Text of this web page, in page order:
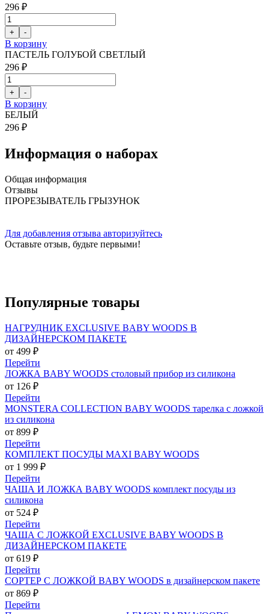
296 ₽
В корзину
ПАСТЕЛЬ ГОЛУБОЙ СВЕТЛЫЙ
296 ₽
В корзину
БЕЛЫЙ
296 ₽
Информация о наборах
Общая информация
Отзывы
ПРОРЕЗЫВАТЕЛЬ ГРЫЗУНОК
Для добавления отзыва авторизуйтесь
Оставьте отзыв, будьте первыми!
Популярные товары
НАГРУДНИК EXCLUSIVE BABY WOODS В
ДИЗАЙНЕРСКОМ ПАКЕТЕ
от 499 ₽
Перейти
ЛОЖКА BABY WOODS столовый прибор из силикона
от 126 ₽
Перейти
MONSTERA COLLECTION BABY WOODS тарелка с ложкой
из силикона
от 899 ₽
Перейти
КОМПЛЕКТ ПОСУДЫ MAXI BABY WOODS
от 1 999 ₽
Перейти
ЧАША И ЛОЖКА BABY WOODS комплект посуды из
силикона
от 524 ₽
Перейти
ЧАША С ЛОЖКОЙ EXCLUSIVE BABY WOODS В
ДИЗАЙНЕРСКОМ ПАКЕТЕ
от 619 ₽
Перейти
СОРТЕР С ЛОЖКОЙ BABY WOODS в дизайнерском пакете
от 869 ₽
Перейти